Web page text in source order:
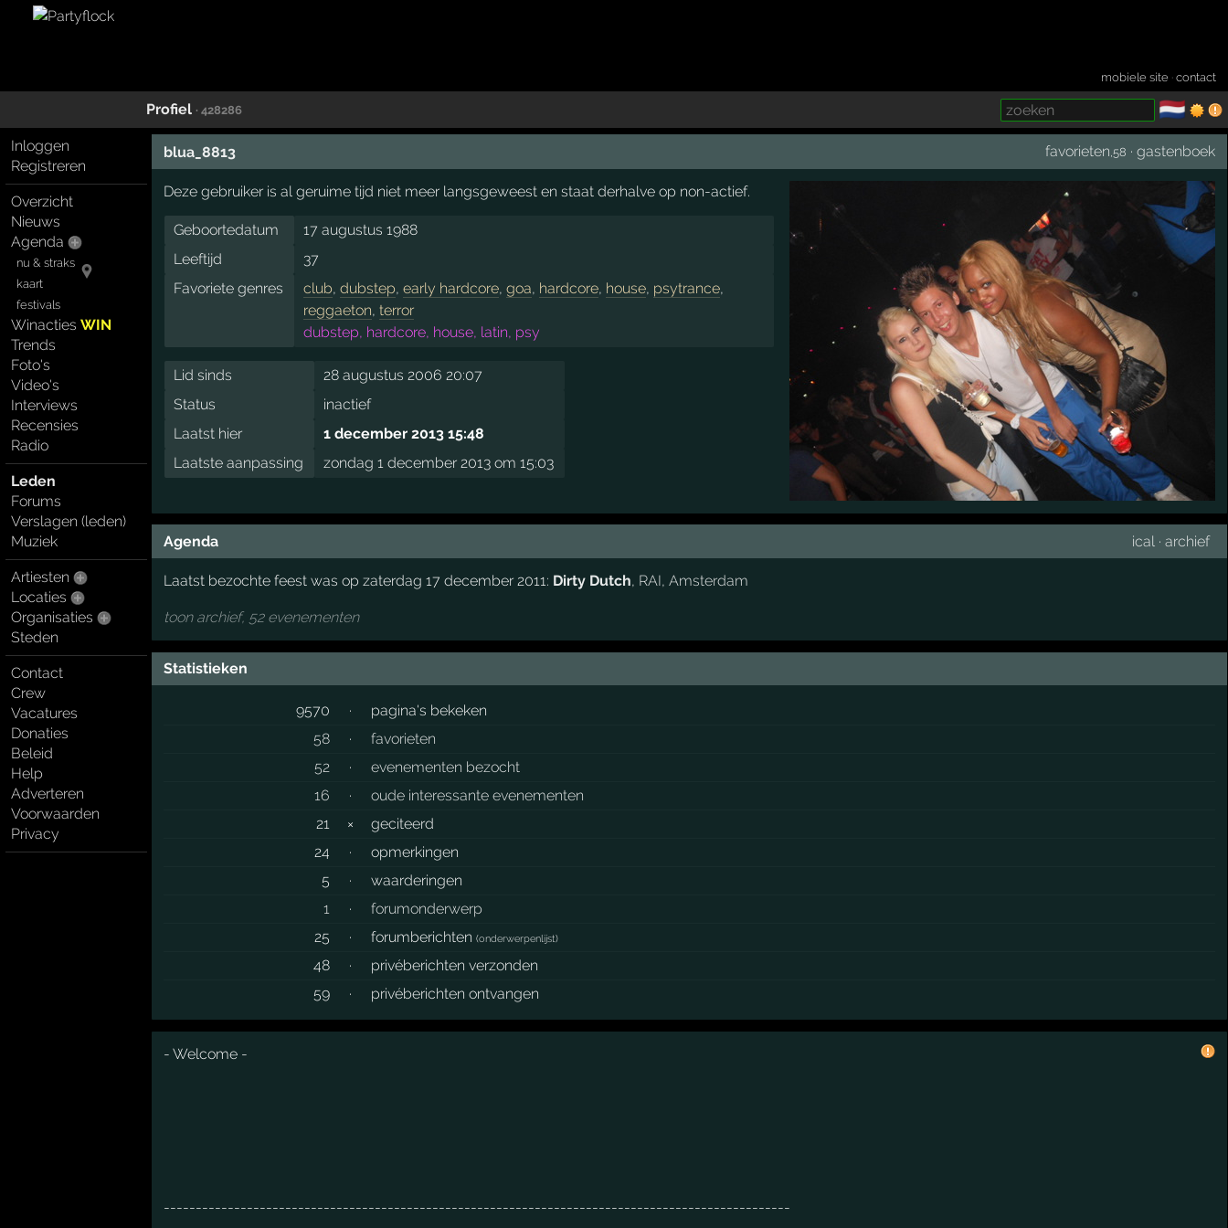
mobiele site ·contact
Profiel · 428286 🇳🇱
Inloggen
Registreren
Overzicht
Nieuws
Agenda
nu & straks
kaart
festivals
WinactiesWIN
Trends
Foto's
Video's
Interviews
Recensies
Radio
Leden
Forums
Verslagen (leden)
Muziek
Artiesten
Locaties
Organisaties
Steden
Contact
Crew
Vacatures
Donaties
Beleid
Help
Adverteren
Voorwaarden
Privacy
blua_8813 favorieten ,58 ·gastenboek
Deze gebruiker is al geruime tijd niet meer langsgeweest en staat derhalve op non-actief.
Geboortedatum
17 augustus 1988
Leeftijd
37
Favoriete genres
club,dubstep,early hardcore,goa, hardcore, house, psytrance,
reggaeton,terror
dubstep, hardcore, house, latin, psy
Lid sinds
28 augustus 2006 20:07
Status
inactief
Laatst hier
1 december 2013 15:48
Laatste aanpassing
zondag 1 december 2013 om 15:03
Agenda ical · archief
Laatst bezochte feest was op zaterdag 17 december 2011: Dirty Dutch, RAI, Amsterdam
toon archief, 52 evenementen
Statistieken
9570 ·
pagina's bekeken
58
·
favorieten
52
·
evenementen bezocht
16
·
oude interessante evenementen
21
×
geciteerd
24
·
opmerkingen
5
·
waarderingen
1
·
forumonderwerp
25
· forumberichten(onderwerpenlijst)
48 ·
privéberichten verzonden
59
· privéberichten ontvangen
- Welcome -
--------------------------------------------------------------------------------------------------